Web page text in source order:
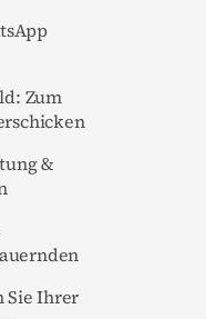
Zum
&
Sie Ihrer